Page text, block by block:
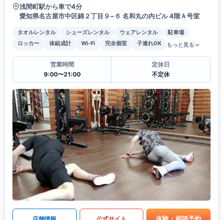
浅間町駅から車で4分
愛知県名古屋市中区錦２丁目９−６ 名和丸の内ビル 4階Ａ号室
タオルレンタル シューズレンタル ウェアレンタル
駐車場
ロッカー
体組成計 Wi-Fi 完全個室 子連れOK もっと見る
営業時間
9:00〜21:00
定休日
不定休